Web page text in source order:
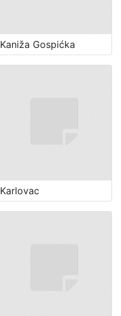
Kaniža Gospićka
Karlovac